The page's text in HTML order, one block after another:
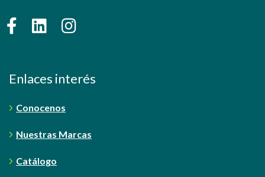
Enlaces interés
Conocenos
Nuestras Marcas
Catálogo